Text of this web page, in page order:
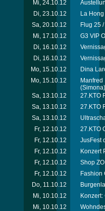
Mi, 24.10.12
Di, 23.10.12
La
Sa, 20.10.12
Flug 25
Mi, 17.10.12
G3 VIP
Di, 16.10.12
Di, 16.10.12
Mo, 15.10.12
Dina
Mo, 15.10.12
(Simona)
Sa, 13.10.12
27.KTO
Sa, 13.10.12
27.KTO
Sa, 13.10.12
Fr, 12.10.12
27.KTO
Fr, 12.10.12
JusFest
Fr, 12.10.12
Konzert
Fr, 12.10.12
Shop
Fr, 12.10.12
Fashion
Do, 11.10.12
Mi, 10.10.12
Mi, 10.10.12